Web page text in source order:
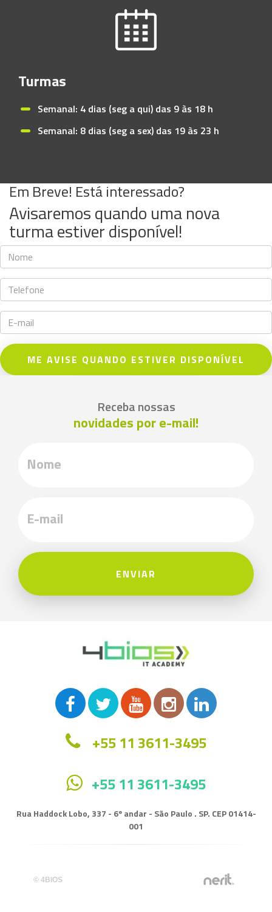
Turmas
Semanal: 4 dias (seg a qui) das 9 às 18 h
Semanal: 8 dias (seg a sex) das 19 às 23 h
Em Breve! Está interessado?
Avisaremos quando uma nova
turma estiver disponível!
ME AVISE QUANDO ESTIVER DISPONÍVEL
Receba nossas
novidades por e-mail!
ENVIAR
+55 11 3611-3495
+55 11 3611-3495
Rua Haddock Lobo, 337 - 6º andar - São Paulo . SP. CEP 01414-
001
© 4BIOS